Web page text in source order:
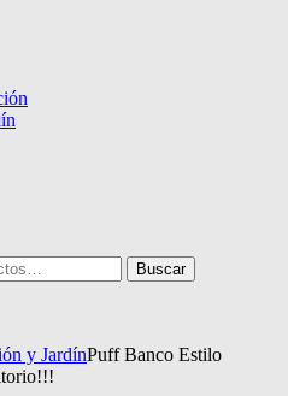
Buscar
y JardínPuff Banco Estilo